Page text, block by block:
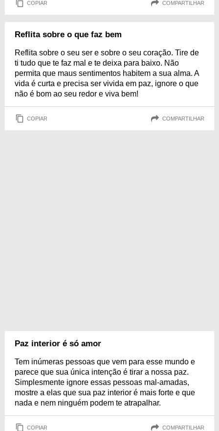
COPIAR COMPARTILHAR
Reflita sobre o que faz bem
Reflita sobre o seu ser e sobre o seu coração. Tire de
ti tudo que te faz mal e te deixa para baixo. Não
permita que maus sentimentos habitem a sua alma. A
vida é curta e precisa ser vivida em paz, ignore o que
não é bom ao seu redor e viva bem!
COPIAR COMPARTILHAR
Paz interior é só amor
Tem inúmeras pessoas que vem para esse mundo e
parece que sua única intenção é tirar a nossa paz.
Simplesmente ignore essas pessoas mal-amadas,
mostre a elas que sua paz interior é mais forte e que
nada e nem ninguém podem te atrapalhar.
COPIAR COMPARTILHAR